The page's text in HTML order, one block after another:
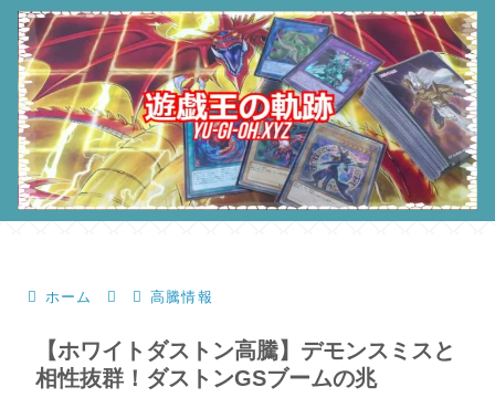
ホーム 高騰情報
【ホワイトダストン高騰】デモンスミスと
相性抜群！ダストンGSブームの兆